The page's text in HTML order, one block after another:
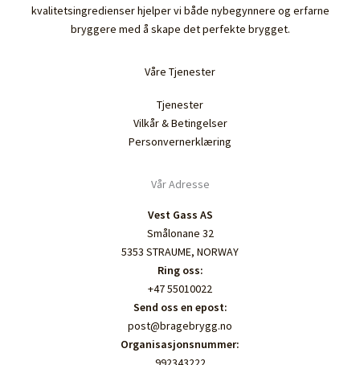
kvalitetsingredienser hjelper vi både nybegynnere og erfarne
bryggere med å skape det perfekte brygget.
Våre Tjenester
Tjenester
Vilkår & Betingelser
Personvernerklæring
Vår Adresse
Vest Gass AS
Smålonane 32
5353 STRAUME, NORWAY
Ring oss:
+47 55010022
Send oss en epost:
post@bragebrygg.no
Organisasjonsnummer: